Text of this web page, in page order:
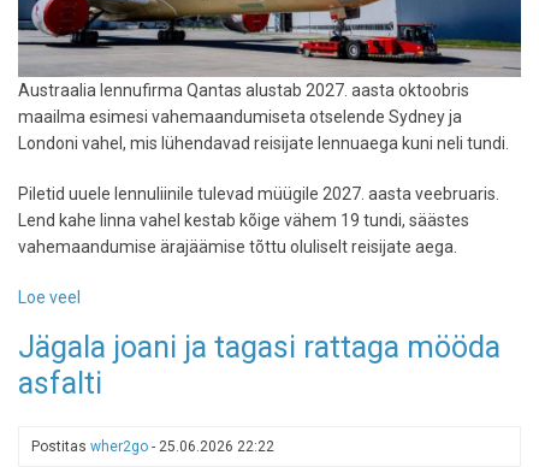
Austraalia lennufirma Qantas alustab 2027. aasta oktoobris
maailma esimesi vahemaandumiseta otselende Sydney ja
Londoni vahel, mis lühendavad reisijate lennuaega kuni neli tundi.
Piletid uuele lennuliinile tulevad müügile 2027. aasta veebruaris.
Lend kahe linna vahel kestab kõige vähem 19 tundi, säästes
vahemaandumise ärajäämise tõttu oluliselt reisijate aega.
Loe veel
lennufirma
alustab
Londonisse
Jägala joani ja tagasi rattaga mööda
asfalti
Postitas wher2go - 25.06.2026 22:22